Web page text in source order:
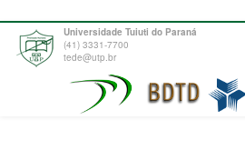
Universidade Tuiuti do Paraná
(41) 3331-7700
tede@utp.br